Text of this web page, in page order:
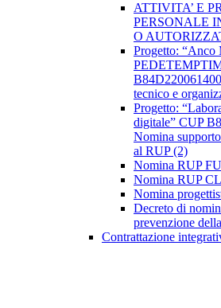
ATTIVITA’ E
PERSONALE
O
Progetto: “Anco
tecnico e
Progetto:
digitale” CUP
Nomina
al RUP (2)
Nomina RUP
Nomina RUP
Nomina
Decreto di
prevenzione
Contrattazione